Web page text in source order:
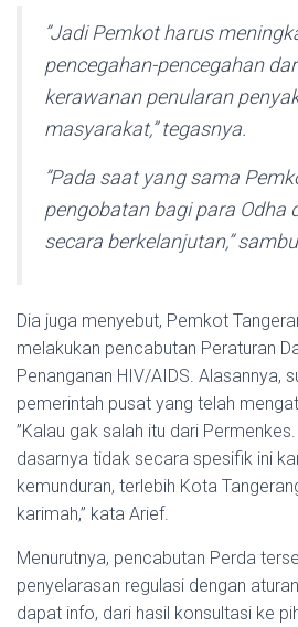
”Jadi Pemkot harus
pencegahan-pence­ga­han
kerawanan pe­nularan
masyarakat,” tegasnya.
”Pada saat yang sama
pengobatan bagi para Odha
secara berkelanjutan,”
Dia juga menyebut, Pemkot
melakukan pencabutan Peraturan
Penanganan HIV/AIDS. Alasannya,
pemerintah pusat yang telah
”Kalau gak salah itu dari
dasarnya tidak secara spesifik ini
kemunduran, terlebih Kota
karimah,” kata Arief.
Menurutnya, pencabutan Perda
penyela­rasan regulasi dengan
dapat info, dari hasil konsultasi ke